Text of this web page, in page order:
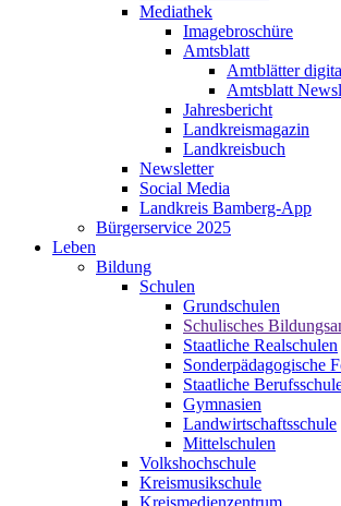
Mediathek
Imagebroschüre
Amtsblatt
Amtblätter
Amtsblatt
Jahresbericht
Landkreismagazin
Landkreisbuch
Newsletter
Social Media
Landkreis Bamberg-App
Bürgerservice 2025
Leben
Bildung
Schulen
Grundschulen
Schulisches
Staatliche Realschulen
Sonderpädagogische
Staatliche
Gymnasien
Landwirtschaftsschule
Mittelschulen
Volkshochschule
Kreismusikschule
Kreismedienzentrum